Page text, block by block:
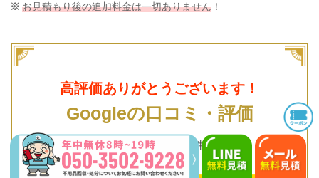
お見積もり後の追加料金は一切ありません！
高評価ありがとうございます！
Googleの口コミ・評価
クチコミ数NO.1 (300件以上)！